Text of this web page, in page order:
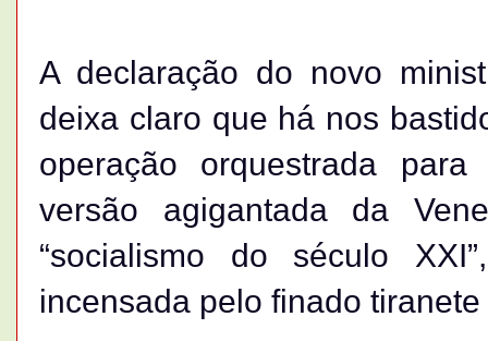
A declaração do novo
deixa claro que há nos
operação orquestrada
versão agigantada da
“socialismo do século
incensada pelo finado